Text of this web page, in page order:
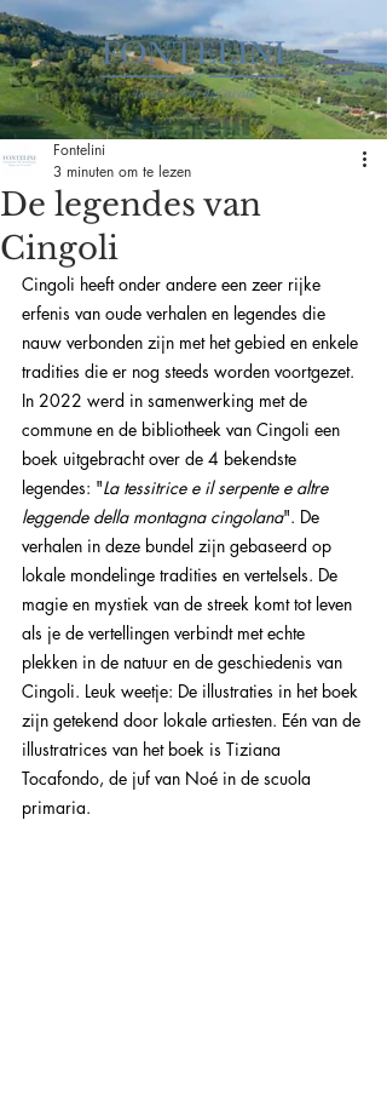
De legendes van
Cingoli
Fontelini
3 minuten om te lezen
Cingoli heeft onder andere een zeer rijke
erfenis van oude verhalen en legendes die
nauw verbonden zijn met het gebied en enkele
tradities die er nog steeds worden voortgezet.
In 2022 werd in samenwerking met de
commune en de bibliotheek van Cingoli een
boek uitgebracht over de 4 bekendste
legendes: "La tessitrice e il serpente e altre
leggende della montagna cingolana". De
verhalen in deze bundel zijn gebaseerd op
lokale mondelinge tradities en vertelsels. De
magie en mystiek van de streek komt tot leven
als je de vertellingen verbindt met echte
plekken in de natuur en de geschiedenis van
Cingoli. Leuk weetje: De illustraties in het boek
zijn getekend door lokale artiesten. Eén van de
illustratrices van het boek is Tiziana
Tocafondo, de juf van Noé in de scuola
primaria.